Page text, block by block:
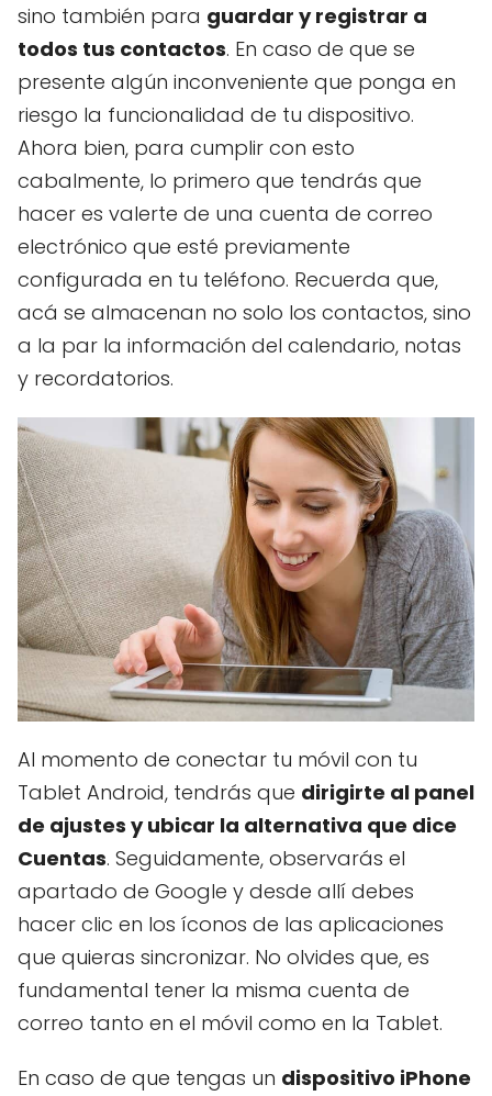
sino también para guardar y registrar a
todos tus contactos. En caso de que se
presente algún inconveniente que ponga en
riesgo la funcionalidad de tu dispositivo.
Ahora bien, para cumplir con esto
cabalmente, lo primero que tendrás que
hacer es valerte de una cuenta de correo
electrónico que esté previamente
configurada en tu teléfono. Recuerda que,
acá se almacenan no solo los contactos, sino
a la par la información del calendario, notas
y recordatorios.
Al momento de conectar tu móvil con tu
Tablet Android, tendrás que dirigirte al panel
de ajustes y ubicar la alternativa que dice
Cuentas. Seguidamente, observarás el
apartado de Google y desde allí debes
hacer clic en los íconos de las aplicaciones
que quieras sincronizar. No olvides que, es
fundamental tener la misma cuenta de
correo tanto en el móvil como en la Tablet.
En caso de que tengas un dispositivo iPhone